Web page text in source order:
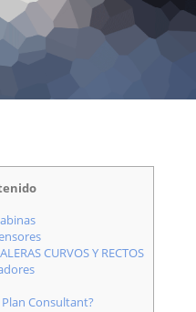
CURVOS Y RECTOS
Consultant?